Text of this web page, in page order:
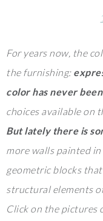
For years now, the
the furnishing:
color has never
choices available on
But lately there is
more walls painted
geometric blocks
structural elements
Click on the pictures